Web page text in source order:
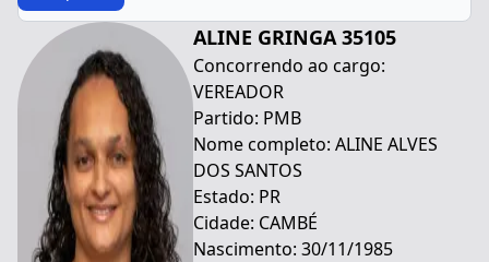
ALINE GRINGA 35105
Concorrendo ao cargo:
VEREADOR
Partido: PMB
Nome completo: ALINE ALVES
DOS SANTOS
Estado: PR
Cidade: CAMBÉ
Nascimento: 30/11/1985